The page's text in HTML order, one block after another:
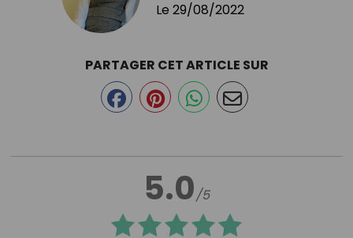
Le 29/08/2022
5.0/5
PARTAGER CET ARTICLE SUR